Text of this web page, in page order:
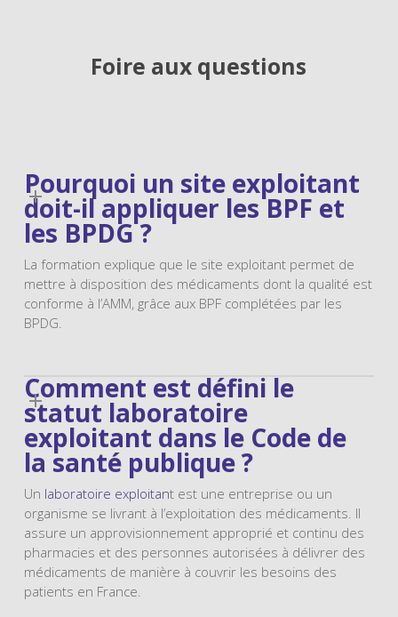
Foire aux questions
Pourquoi un site exploitant
doit-il appliquer les BPF et
les BPDG ?
La formation explique que le site exploitant permet de
mettre à disposition des médicaments dont la qualité est
conforme à l’AMM, grâce aux BPF complétées par les
BPDG.
Comment est défini le
statut laboratoire
exploitant dans le Code de
la santé publique ?
Un laboratoire exploitant est une entreprise ou un
organisme se livrant à l’exploitation des médicaments. Il
assure un approvisionnement approprié et continu des
pharmacies et des personnes autorisées à délivrer des
médicaments de manière à couvrir les besoins des
patients en France.